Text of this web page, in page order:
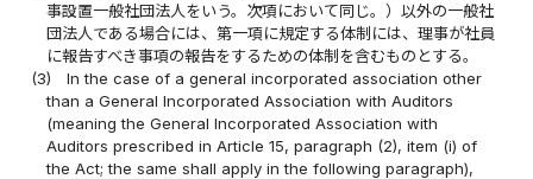
事設置一般社団法人をいう。次項において同じ。）以外の一般社
団法人である場合には、第一項に規定する体制には、理事が社員
に報告すべき事項の報告をするための体制を含むものとする。
(3)
In the case of a general incorporated association other
than a General Incorporated Association with Auditors
(meaning the General Incorporated Association with
Auditors prescribed in Article 15, paragraph (2), item (i) of
the Act; the same shall apply in the following paragraph),